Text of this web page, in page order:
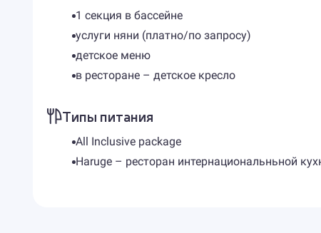
1 секция в бассейне
услуги няни (платно/по запросу)
детское меню
в ресторане – детское кресло
Типы питания
All Inclusive package
Haruge – ресторан интернациональньной